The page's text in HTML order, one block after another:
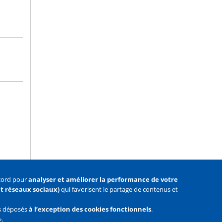
pouranalyser et améliorer la performance de votre
réseaux sociaux)qui favorisent le partage de contenus et
déposésà l’exception des cookies fonctionnels.